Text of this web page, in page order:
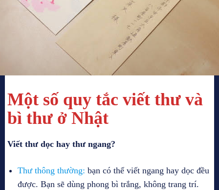
Một số quy tắc viết thư và
bì thư ở Nhật
Viết thư dọc hay thư ngang?
Thư thông thường: bạn có thể viết ngang hay dọc đều
được. Bạn sẽ dùng phong bì trắng, không trang trí.